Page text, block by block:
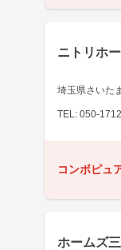
ニトリホ
埼玉県さいた
TEL: 050-
コンボピュ
ホームズ